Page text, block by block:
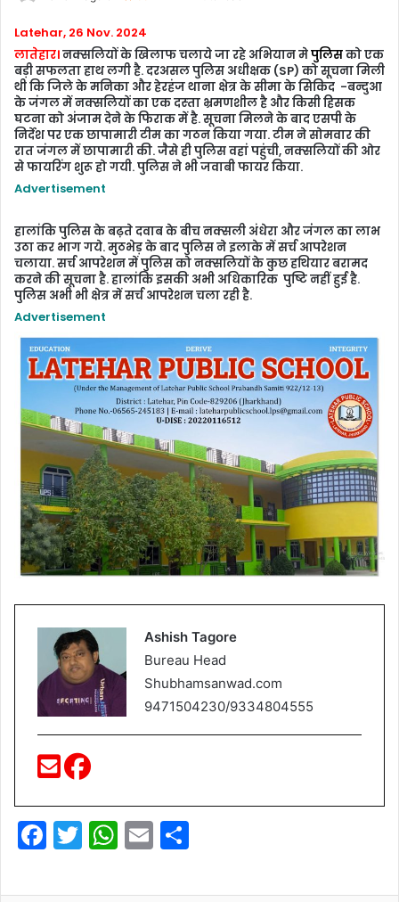
Latehar, 26 Nov. 2024
लातेहार।नक्‍‍सलियों के खिलाफ चलाये जा रहे अभियान मेपुलिसको एक
बड़ी सफलता हाथ लगी है. दरअसल पुलिस अधीक्षक (SP) को सूचना मिली
थी कि जिले के मनिका और हेरहंज थाना क्षेत्र के सीमा के सिकिद -बन्दुआ
के जंगल में नक्‍सलियों का एक दस्‍ता भ्रमणशील है और किसी हिसक
घटना को अंजाम देने के फिराक में है. सूचना मिलने के बाद एसपी के
निर्देश पर एक छापामारी टीम का गठन किया गया. टीम ने सोमवार की
रात जंगल में छापामारी की. जैसे ही पुलिस वहां पहुंची, नक्‍सलियों की ओर
से फायरिंग शुरू हो गयी. पुलिस ने भी जवाबी फायर किया.
Advertisement
हालां‍कि पुलिस के बढ़ते दवाब के बीच नक्‍सली अंधेरा और जंंगल का लाभ
उठा कर भाग गये. मुठभेड़ के बाद पुलिस ने इलाके में सर्च आपरेशन
चलाया. सर्च आपरेशन में पुलिस को नक्‍‍सलियों के कुछ हथियार बरामद
करने की सूचना है. हालांकि इसकी अभी अधिकारिक पुष्टि नहीं हुई है.
पुलिस अभी भी क्षेत्र में सर्च आपरेशन चला रही है.
Advertisement
Ashish Tagore
Bureau Head
Shubhamsanwad.com
9471504230/9334804555
F
c
T
itt
W
at
E
ai ar